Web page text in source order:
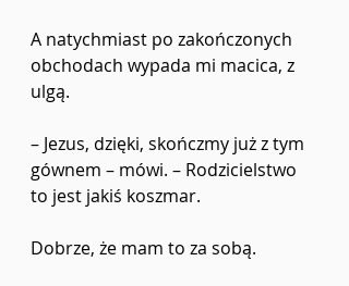
A natychmiast po zakończonych
obchodach wypada mi macica, z
ulgą.
– Jezus, dzięki, skończmy już z tym
gównem – mówi. – Rodzicielstwo
to jest jakiś koszmar.
Dobrze, że mam to za sobą.